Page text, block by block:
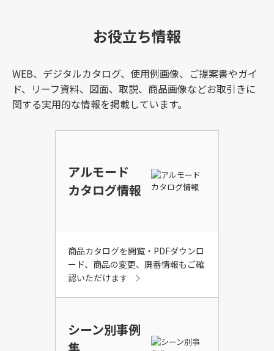
お役立ち情報
WEB、デジタルカタログ、使用例画像、ご提案書やガイ
ド、リーフ資料、図面、取説、商品画像などお取引きに
関する実用的な情報を掲載しています。
アルモード
カタログ情報
商品カタログを閲覧・PDFダウンロ
ード、商品の変更、廃番情報もご確
認いただけます
シーン別事例